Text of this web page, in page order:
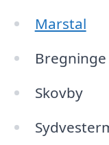
Marstal
Bregninge
Skovby